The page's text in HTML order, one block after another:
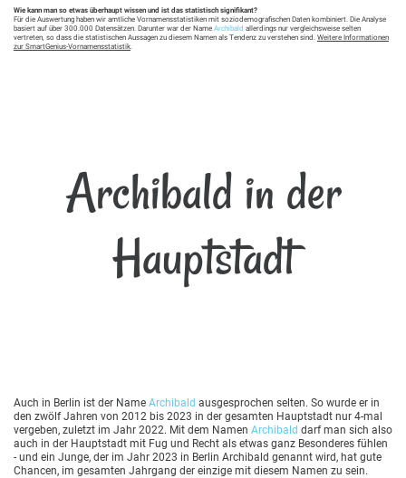
Wie kann man so etwas überhaupt wissen und ist das statistisch signifikant?
Für die Auswertung haben wir amtliche Vornamensstatistiken mit soziodemografischen Daten kombiniert. Die Analyse
basiert auf über 300.000 Datensätzen. Darunter war der Name Archibald allerdings nur vergleichsweise selten
vertreten, so dass die statistischen Aussagen zu diesem Namen als Tendenz zu verstehen sind. Weitere Informationen
zur SmartGenius-Vornamensstatistik.
Archibald in der
Hauptstadt
Auch in Berlin ist der Name Archibald ausgesprochen selten. So wurde er in
den zwölf Jahren von 2012 bis 2023 in der gesamten Hauptstadt nur 4-mal
vergeben, zuletzt im Jahr 2022. Mit dem Namen Archibald darf man sich also
auch in der Hauptstadt mit Fug und Recht als etwas ganz Besonderes fühlen
- und ein Junge, der im Jahr 2023 in Berlin Archibald genannt wird, hat gute
Chancen, im gesamten Jahrgang der einzige mit diesem Namen zu sein.